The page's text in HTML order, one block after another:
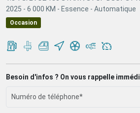
2025 - 6 000 KM - Essence - Automatique
Occasion
Besoin d'infos ? On vous rappelle